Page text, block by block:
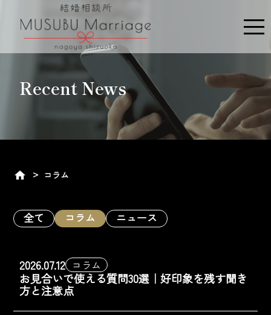
Recent News
コラム
全て コラム ニュース
2026.07.12 コラム
お見合いで使える質問30選｜好印象を残す聞き
方と注意点